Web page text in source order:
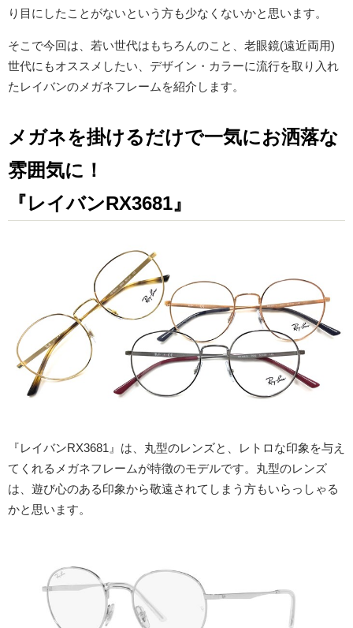
り目にしたことがないという方も少なくないかと思います。
そこで今回は、若い世代はもちろんのこと、老眼鏡(遠近両用)
世代にもオススメしたい、デザイン・カラーに流行を取り入れ
たレイバンのメガネフレームを紹介します。
メガネを掛けるだけで一気にお洒落な
雰囲気に！
『レイバンRX3681』
『レイバンRX3681』は、丸型のレンズと、レトロな印象を与え
てくれるメガネフレームが特徴のモデルです。丸型のレンズ
は、遊び心のある印象から敬遠されてしまう方もいらっしゃる
かと思います。